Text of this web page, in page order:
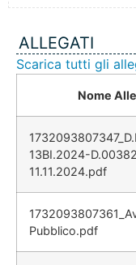
ALLEGATI
Scarica tutti gli
Nome
13BI.2024-
11.11.2024.pdf
Pubblico.pdf